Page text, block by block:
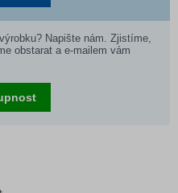
Napište nám. Zjistíme,
obstarat a e-mailem vám